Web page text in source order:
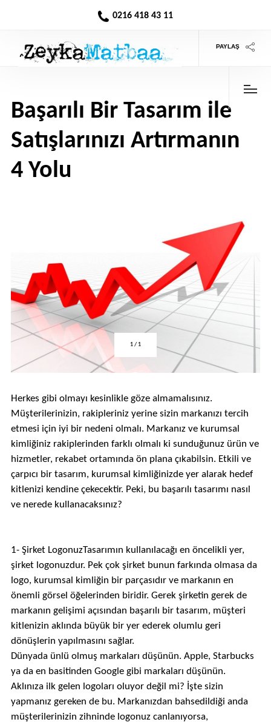
0216 418 43 11
PAYLAŞ
Başarılı Bir Tasarım ile
Satışlarınızı Artırmanın
4 Yolu
1/1
Herkes gibi olmayı kesinlikle göze almamalısınız.
Müşterilerinizin, rakipleriniz yerine sizin markanızı tercih
etmesi için iyi bir nedeni olmalı. Markanız ve kurumsal
kimliğiniz rakiplerinden farklı olmalı ki sunduğunuz ürün ve
hizmetler, rekabet ortamında ön plana çıkabilsin. Etkili ve
çarpıcı bir tasarım, kurumsal kimliğinizde yer alarak hedef
kitlenizi kendine çekecektir. Peki, bu başarılı tasarımı nasıl
ve nerede kullanacaksınız?
1- Şirket LogonuzTasarımın kullanılacağı en öncelikli yer,
şirket logonuzdur. Pek çok şirket bunun farkında olmasa da
logo, kurumsal kimliğin bir parçasıdır ve markanın en
önemli görsel öğelerinden biridir. Gerek şirketin gerek de
markanın gelişimi açısından başarılı bir tasarım, müşteri
kitlenizin aklında büyük bir yer ederek olumlu geri
dönüşlerin yapılmasını sağlar.
Dünyada ünlü olmuş markaları düşünün. Apple, Starbucks
ya da en basitinden Google gibi markaları düşünün.
Aklınıza ilk gelen logoları oluyor değil mi? İşte sizin
yapmanız gereken de bu. Markanızdan bahsedildiği anda
müşterilerinizin zihninde logonuz canlanıyorsa,